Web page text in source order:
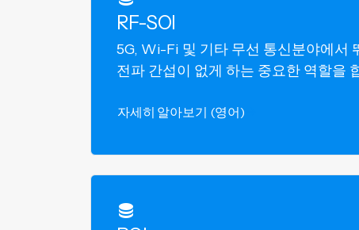
RF-SOI
5G, Wi-Fi 및 기타 무선 통신분야에서
전파 간섭이 없게 하는 중요한 역할을
자세히 알아보기 (영어)